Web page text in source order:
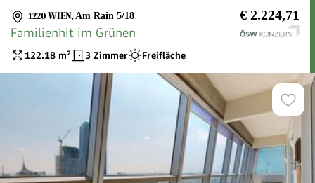
1220 WIEN, Am Rain 5/18 € 2.224,71
Familienhit im Grünen
122.18 m² 3 Zimmer Freifläche